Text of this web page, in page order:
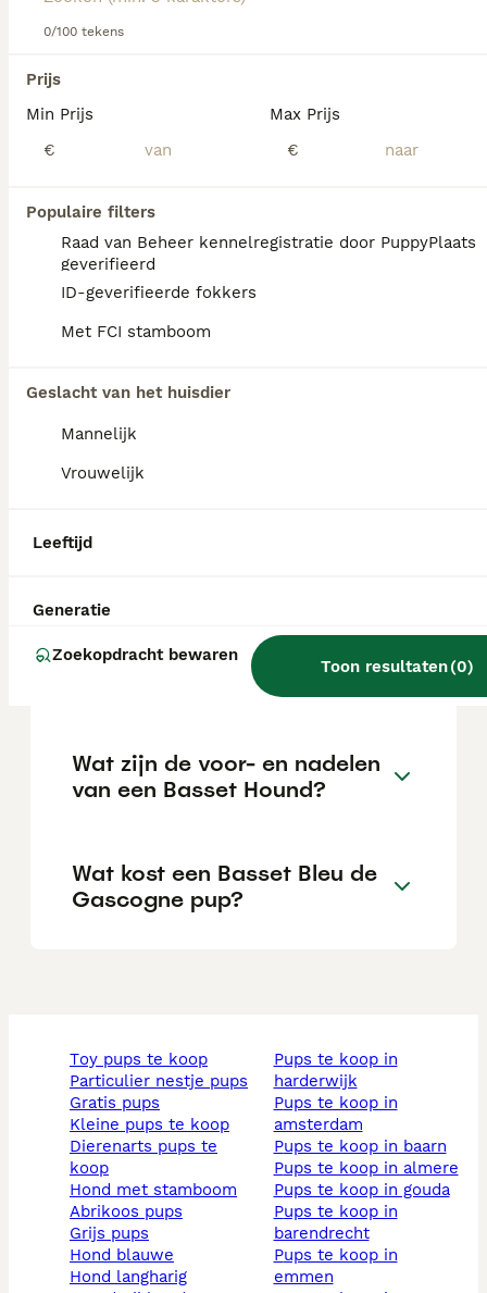
0/100 tekens
Prijs
Min Prijs
€
Max Prijs
€
Populaire filters
Raad van Beheer kennelregistratie door PuppyPlaats
geverifieerd
ID-geverifieerde fokkers
Met FCI stamboom
Geslacht van het huisdier
Mannelijk
Vrouwelijk
Leeftijd
Generatie
Zoekopdracht bewaren
Toon resultaten(0)
voor informatie over dit hondenras.
We hebben 0 Basset Bleu de Gascogne Pups
Als je toekomstige resultaten wil zien voor deze
exacte zoekopdracht, sla dan je zoekopdracht op en
FAQ's
Basset Bleu de Gascogne?
De Basset Bleu de Gascogne is aanhankelijk
tegenover zijn eigenaren en hun vrienden,
maar eerder gereserveerd tegenover
zelden voorkomen in rasstandaarden en
Is een Basset een makkelijke
Wat zijn de voor- en nadelen
van een Basset Hound?
Wat kost een Basset Bleu de
Gascogne pup?
toy pups te koop
particulier nestje pups
gratis pups
kleine pups te koop
dierenarts pups te
koop
hond met stamboom
abrikoos pups
grijs pups
hond blauwe
hond langharig
pups te koop in
harderwijk
pups te koop in
amsterdam
pups te koop in baarn
pups te koop in almere
pups te koop in gouda
pups te koop in
barendrecht
pups te koop in
emmen